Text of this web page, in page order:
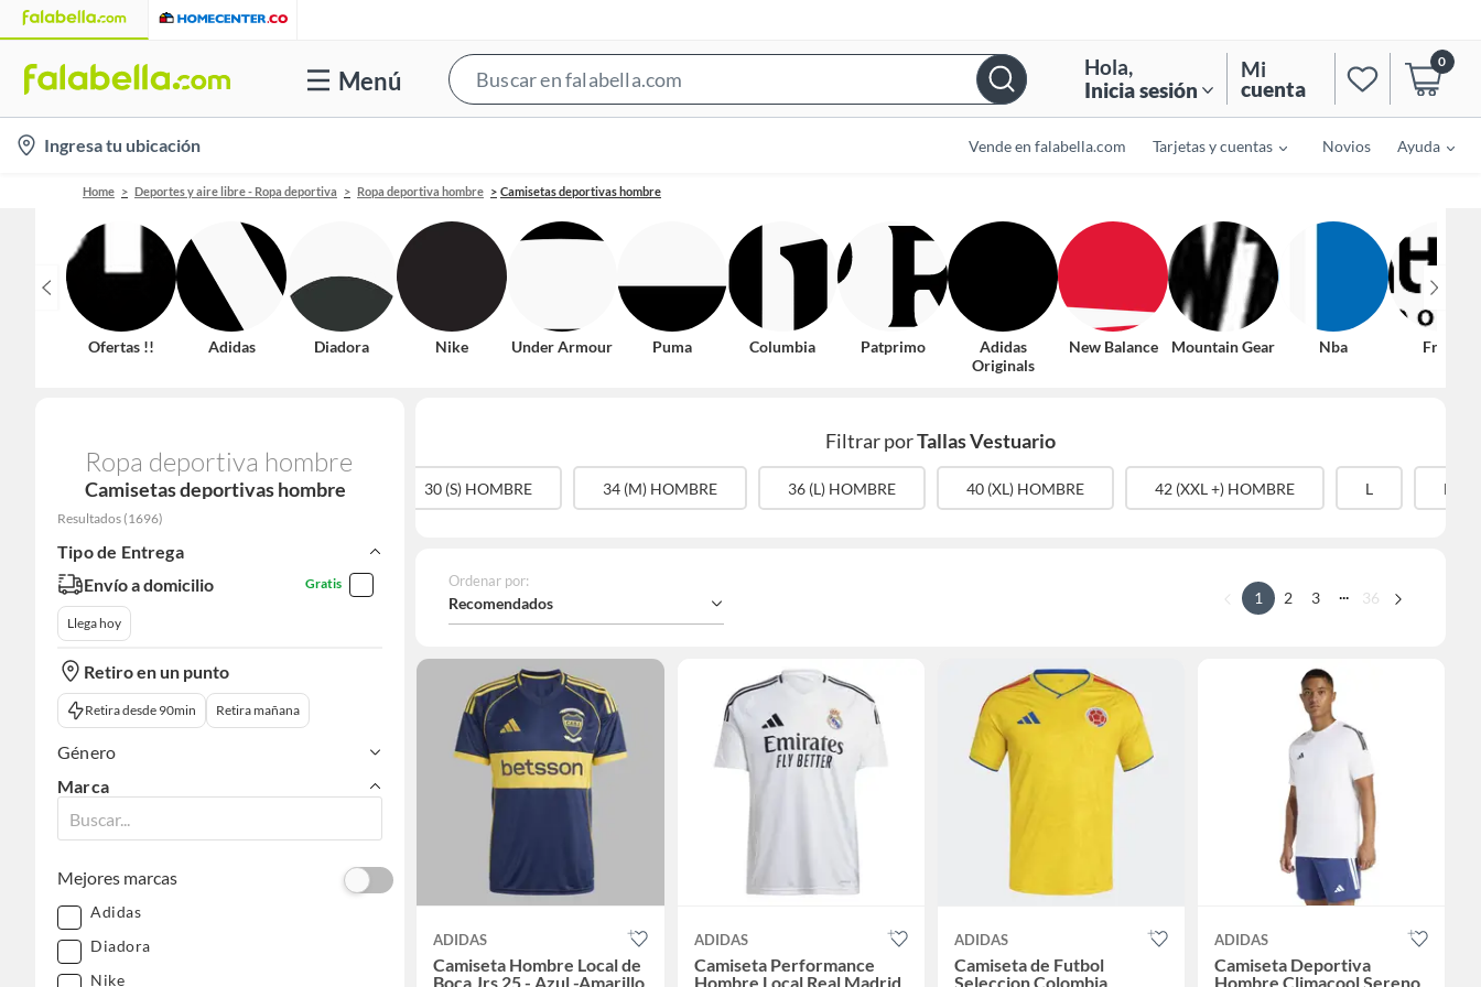
Menú
Bar
Hola,
Inicia sesión
Mi
cuenta
0
location-
icon
Ingresa tu ubicación Vende en falabella.com Tarjetas y cuentas Novios Ayuda
Home Deportes y aire libre - Ropa deportiva Ropa deportiva hombre Camisetas deportivas hombre
Ofertas !! Adidas Diadora Nike Under Armour Puma Columbia Patprimo
Adidas
Originals
New Balance Mountain Gear Nba Fratta
Ropa deportiva hombre
Camisetas deportivas hombre
Resultados (1696)
Tipo de Entrega
Envío a domicilio
Gratis
Llega hoy
Retiro en un punto
Retira desde 90min Retira mañana
Género
Marca
Mejores marcas
Adidas
Diadora
Nike
Filtrar porTallas Vestuario
28 (XS) HOMBRE 2XL 30 (S) HOMBRE 34 (M) HOMBRE 36 (L) HOMBRE 40 (XL) HOMBRE 42 (XXL +) HOMBRE L M
Ordenar por:
Recomendados 1 2 3 ... 36
ADIDAS
Camiseta Hombre Local de
Boca Jrs 25 - Azul -Amarillo
ADIDAS
Camiseta Performance
Hombre Local Real Madrid
ADIDAS
Camiseta de Futbol
Seleccion Colombia
ADIDAS
Camiseta Deportiva
Hombre Climacool Sereno